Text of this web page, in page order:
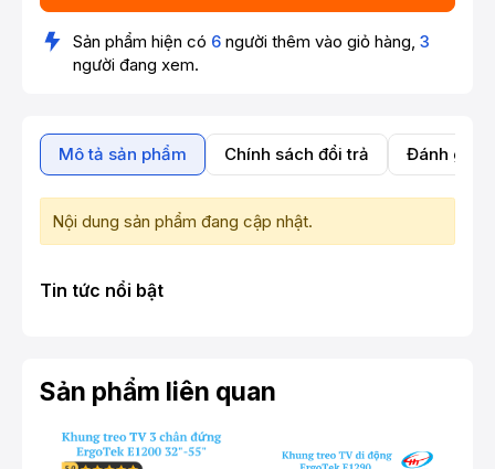
Sản phẩm hiện có 6 người thêm vào giỏ hàng, 3
người đang xem.
Mô tả sản phẩm Chính sách đổi trả Đánh giá
Nội dung sản phẩm đang cập nhật.
Tin tức nổi bật
Sản phẩm liên quan